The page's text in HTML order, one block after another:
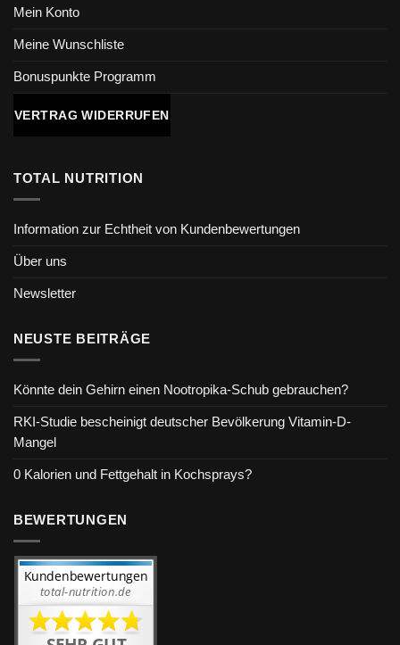
Mein Konto
Meine Wunschliste
Bonuspunkte Programm
VERTRAG WIDERRUFEN
TOTAL NUTRITION
Information zur Echtheit von Kundenbewertungen
Über uns
Newsletter
NEUSTE BEITRÄGE
Könnte dein Gehirn einen Nootropika-Schub gebrauchen?
RKI-Studie bescheinigt deutscher Bevölkerung Vitamin-D-
Mangel
0 Kalorien und Fettgehalt in Kochsprays?
BEWERTUNGEN